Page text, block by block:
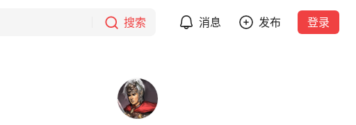
搜索 消息 发布 登录